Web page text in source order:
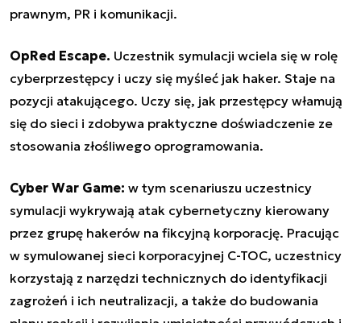
prawnym, PR i komunikacji.
OpRed Escape. Uczestnik symulacji wciela się w rolę
cyberprzestępcy i uczy się myśleć jak haker. Staje na
pozycji atakującego. Uczy się, jak przestępcy włamują
się do sieci i zdobywa praktyczne doświadczenie ze
stosowania złośliwego oprogramowania.
Cyber War Game: w tym scenariuszu uczestnicy
symulacji wykrywają atak cybernetyczny kierowany
przez grupę hakerów na fikcyjną korporację. Pracując
w symulowanej sieci korporacyjnej C-TOC, uczestnicy
korzystają z narzędzi technicznych do identyfikacji
zagrożeń i ich neutralizacji, a także do budowania